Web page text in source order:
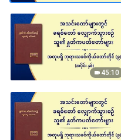
45:10